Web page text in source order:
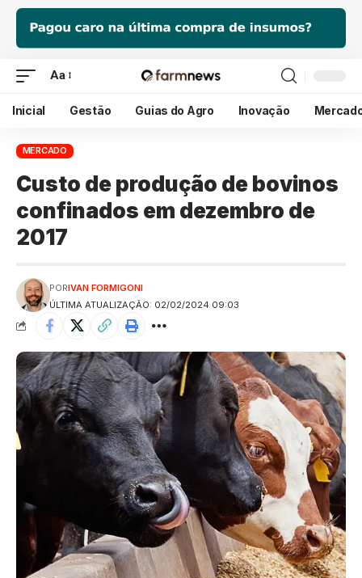
Aa
Inicial Gestão Guias do Agro Inovação
MERCADO
Custo de produção de bovinos
confinados em dezembro de
2017
ÚLTIMA ATUALIZAÇÃO: 02/02/2024 09:03
PORIVAN FORMIGONI